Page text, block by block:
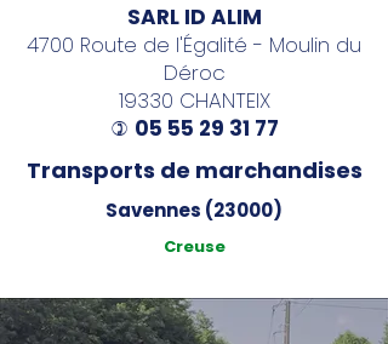
SARL ID ALIM
4700 Route de l'Égalité - Moulin du
Déroc
19330 CHANTEIX
) 05 55 29 31 77
Transports de marchandises
Savennes (23000)
Creuse